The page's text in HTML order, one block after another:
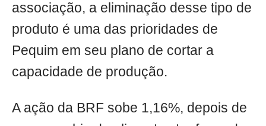
associação, a eliminação desse tipo de
produto é uma das prioridades de
Pequim em seu plano de cortar a
capacidade de produção.
A ação da BRF sobe 1,16%, depois de